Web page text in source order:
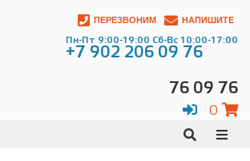
ПЕРЕЗВОНИМ НАПИШИТЕ
Пн-Пт 9:00-19:00 Сб-Вс 10:00-17:00
+7 902 206 09 76
76 09 76
0